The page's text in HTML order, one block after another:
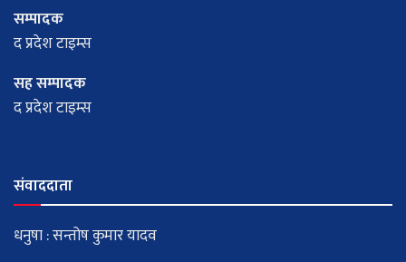
सम्पादक
द प्रदेश टाइम्स
सह सम्पादक
द प्रदेश टाइम्स
संवाददाता
धनुषा : सन्तोष कुमार यादव